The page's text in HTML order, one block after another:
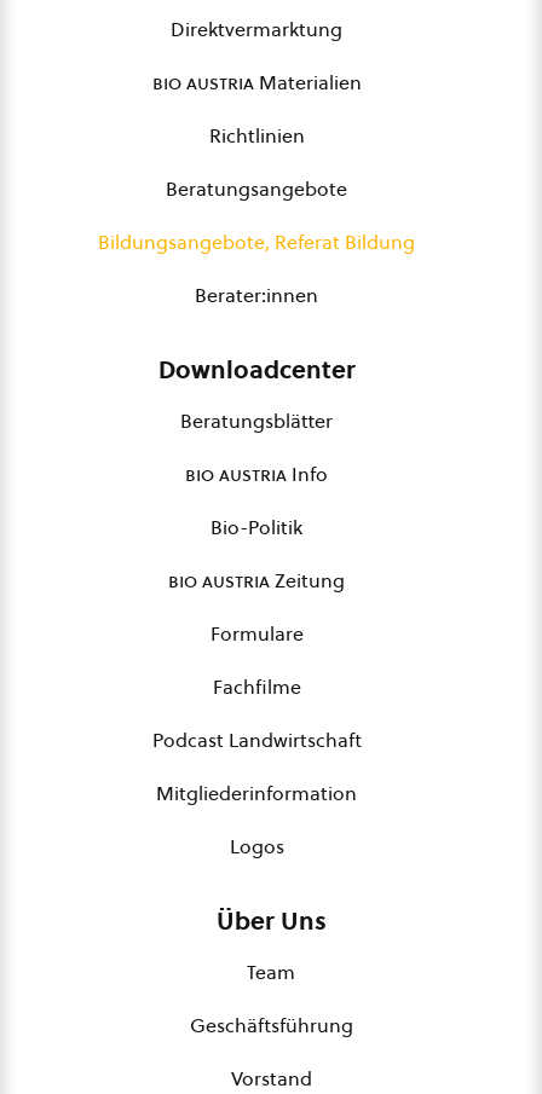
Direktvermarktung
bio austriaMaterialien
Richtlinien
Beratungsangebote
Bildungsangebote, Referat Bildung
Berater:innen
Downloadcenter
Beratungsblätter
bio austria Info
Bio-Politik
bio austriaZeitung
Formulare
Fachfilme
Podcast Landwirtschaft
Mitgliederinformation
Logos
Über Uns
Team
Geschäftsführung
Vorstand